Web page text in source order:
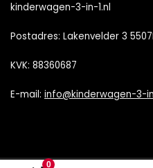
0
kinderwagen-3-in-1.nl
Postadres: Lakenvelder 3
KVK: 88360687
E-mail: info@kinderwagen-3-